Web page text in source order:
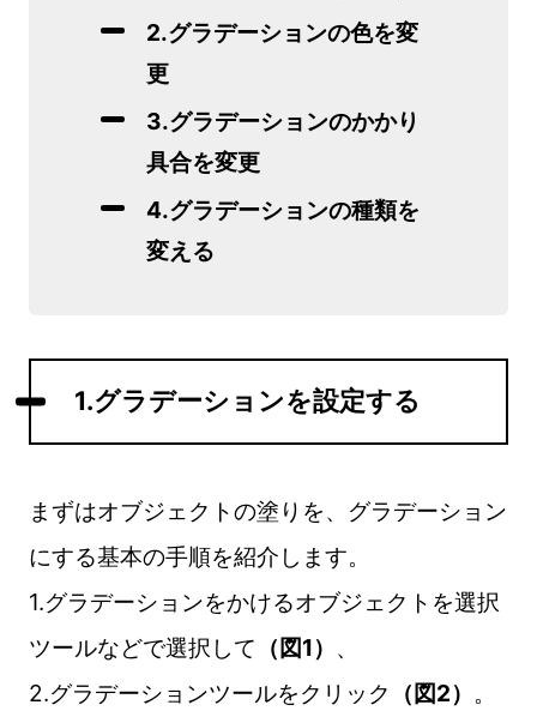
2.グラデーションの色を変
更
3.グラデーションのかかり
具合を変更
4.グラデーションの種類を
変える
1.グラデーションを設定する
まずはオブジェクトの塗りを、グラデーション
にする基本の手順を紹介します。
1.グラデーションをかけるオブジェクトを選択
ツールなどで選択して （図1） 、
2.グラデーションツールをクリック
（図2） 。